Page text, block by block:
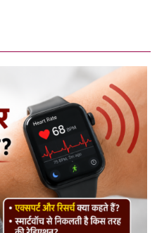
बैंक
कर
सकेंगे
आपका
मोबाइल-
लैपटॉप
लॉक,
1